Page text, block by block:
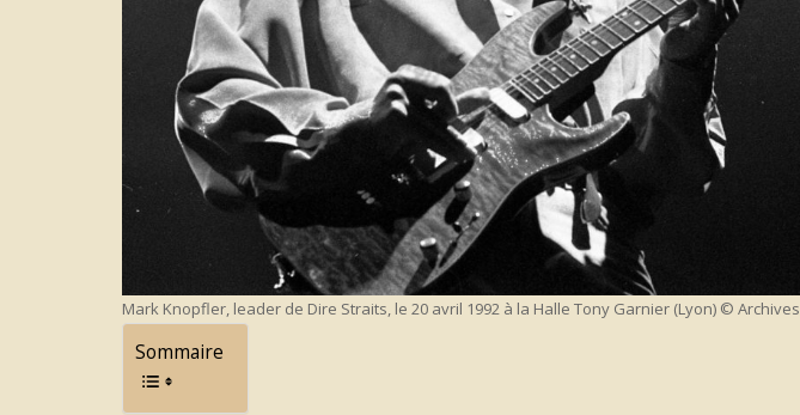
Mark Knopfler, leader de Dire Straits, le 20 avril 1992 à la Halle Tony Garnier (Lyon) © Archives
Sommaire